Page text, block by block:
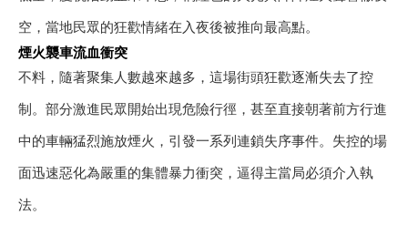
空，當地民眾的狂歡情緒在入夜後被推向最高點。
煙火襲車流血衝突
不料，隨著聚集人數越來越多，這場街頭狂歡逐漸失去了控
制。部分激進民眾開始出現危險行徑，甚至直接朝著前方行進
中的車輛猛烈施放煙火，引發一系列連鎖失序事件。失控的場
面迅速惡化為嚴重的集體暴力衝突，逼得主當局必須介入執
法。